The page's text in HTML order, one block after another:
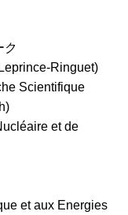
ク
Ringuet)
Scientifique
et de
et aux Energies